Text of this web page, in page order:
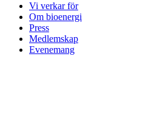
Vi verkar för
Om bioenergi
Press
Medlemskap
Evenemang